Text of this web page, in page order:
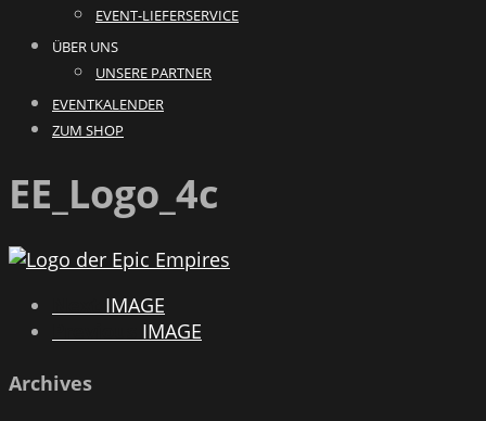
EVENT-LIEFERSERVICE
ÜBER UNS
UNSERE PARTNER
EVENTKALENDER
ZUM SHOP
EE_Logo_4c
IMAGE
IMAGE
Archives